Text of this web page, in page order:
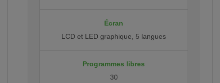
Écran
LCD et LED graphique, 5 langues
Programmes libres
30